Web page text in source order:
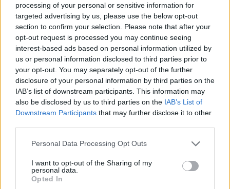
processing of your personal or sensitive information for
targeted advertising by us, please use the below opt-out
section to confirm your selection. Please note that after your
opt-out request is processed you may continue seeing
interest-based ads based on personal information utilized by
us or personal information disclosed to third parties prior to
your opt-out. You may separately opt-out of the further
disclosure of your personal information by third parties on the
IAB’s list of downstream participants. This information may
also be disclosed by us to third parties on the IAB’s List of
Downstream Participants that may further disclose it to other
Please note that this website/app uses one or more Google
not limited to your visit or usage behaviour. You may click to
grant or deny consent to Google and its third-party tags to
use your data for below specified purposes in below Google
Personal Data Processing Opt Outs
I want to opt-out of the Sharing of my
personal data.
Opted In
streaming suNOW, con repliche previste su
partire dal26 maggio 2026. Dietro l’apparenza di
un adventure show,Money Roadrimane un
esperimento sui comportamenti umani: la vera
posta in gioco non è solo il denaro, ma la capacità
di costruire fiducia e resistere alle tentazioni che
minacciano il bene comune.
Cristian Castiglioni
Cristian Castiglioni, veneziano, iniziò come
blogger dopo aver postato una guida sui
bacari e ricevuto centinaia di messaggi: quella